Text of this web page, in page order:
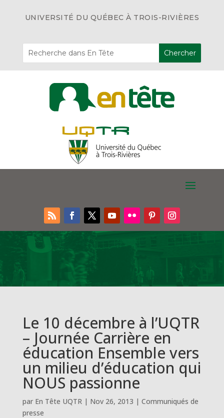
UNIVERSITÉ DU QUÉBEC À TROIS-RIVIÈRES
Le 10 décembre à l’UQTR
– Journée Carrière en
éducation Ensemble vers
un milieu d’éducation qui
NOUS passionne
par En Tête UQTR| Nov 26, 2013 | Communiqués de
presse